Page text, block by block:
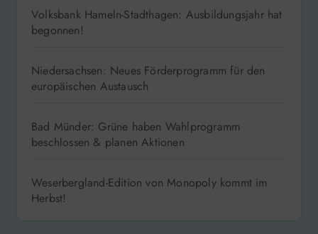
Volksbank Hameln-Stadthagen: Ausbildungsjahr hat
begonnen!
Niedersachsen: Neues Förderprogramm für den
europäischen Austausch
Bad Münder: Grüne haben Wahlprogramm
beschlossen & planen Aktionen
Weserbergland-Edition von Monopoly kommt im
Herbst!